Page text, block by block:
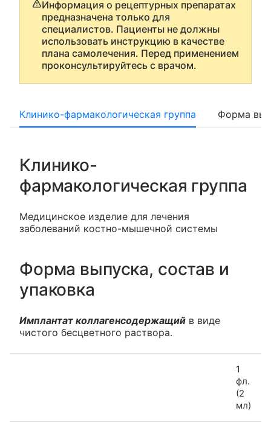
Информация о рецептурных препаратах
предназначена только для
специалистов. Пациенты не должны
использовать инструкцию в качестве
плана самолечения. Перед применением
проконсультируйтесь с врачом.
Клинико-фармакологическая группа Форма
Клинико-
фармакологическая группа
Медицинское изделие для лечения
заболеваний костно-мышечной системы
Форма выпуска, состав и
упаковка
Имплантат коллагенсодержащий в виде
чистого бесцветного раствора.
1
фл.
(2
мл)